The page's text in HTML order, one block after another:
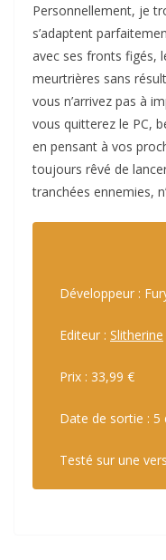
Personnellement, je
s’adaptent
avec ses fronts figés,
meurtrières sans
vous n’arrivez pas à
vous quitterez le PC,
en pensant à vos
toujours rêvé de
tranchées ennemies,
Développeur :
Editeur : Slitherine
Prix : 33,99 €
Date de sortie : 5
Testé sur une